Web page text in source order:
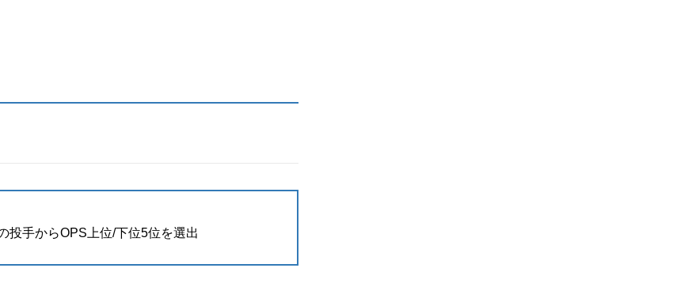
投手からOPS上位/下位5位を選出